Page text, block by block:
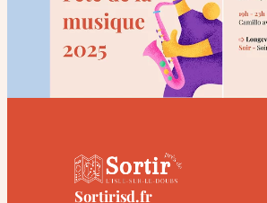
Sortirisd.fr